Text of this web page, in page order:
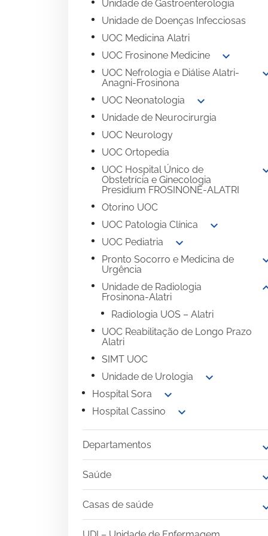
Unidade de Gastroenterologia
Unidade de Doenças Infecciosas
UOC Medicina Alatri
UOC Frosinone Medicine
expand_more
UOC Nefrologia e Diálise Alatri-
Anagni-Frosinona
UOC Neonatologia expand_more
Unidade de Neurocirurgia
UOC Neurology
UOC Ortopedia
UOC Hospital Único de
Obstetrícia e Ginecologia
Presidium FROSINONE-ALATRI
Otorino UOC
UOC Patologia Clínica
expand_more
UOC Pediatria expand_more
Pronto Socorro e Medicina de
Urgência
Unidade de Radiologia
Frosinona-Alatri
Radiologia UOS – Alatri
UOC Reabilitação de Longo Prazo
Alatri
SIMT UOC
Unidade de Urologia
expand_more
Hospital Sora expand_more
Hospital Cassino expand_more
Departamentos
Saúde
Casas de saúde